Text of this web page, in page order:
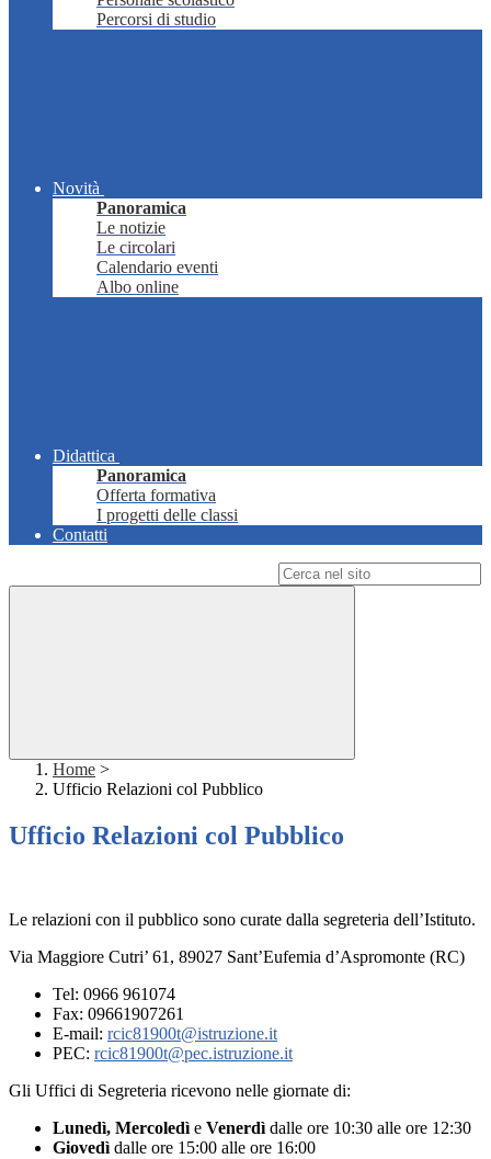
Percorsi di studio
Novità
Panoramica
Le notizie
Le circolari
Calendario eventi
Albo online
Didattica
Panoramica
Offerta formativa
I progetti delle classi
Contatti
Home >
Ufficio Relazioni col Pubblico
Ufficio Relazioni col Pubblico
Le relazioni con il pubblico sono curate dalla segreteria dell’Istituto.
Via Maggiore Cutri’ 61, 89027 Sant’Eufemia d’Aspromonte (RC)
Tel: 0966 961074
Fax: 09661907261
E-mail: rcic81900t@istruzione.it
PEC: rcic81900t@pec.istruzione.it
Gli Uffici di Segreteria ricevono nelle giornate di:
Lunedì, Mercoledì e Venerdì dalle ore 10:30 alle ore 12:30
Giovedì dalle ore 15:00 alle ore 16:00